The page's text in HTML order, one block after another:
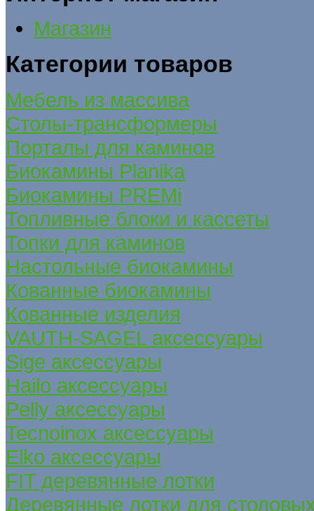
Магазин
Категории товаров
Мебель из массива
Столы-трансформеры
Порталы для каминов
Биокамины Planika
Биокамины PREMi
Топливные блоки и кассеты
Топки для каминов
Настольные биокамины
Кованные биокамины
Кованные изделия
VAUTH-SAGEL аксессуары
Sige аксессуары
Hailo аксессуары
Pelly аксессуары
Tecnoinox аксессуары
Elko аксессуары
FIT деревянные лотки
Деревянные лотки для